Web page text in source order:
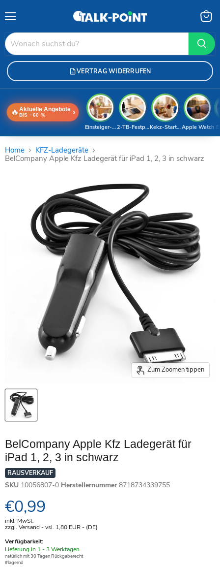
VERTRAG WIDERRUFEN
🔥 Aktuelle Angebote
BIS −60 % ›
Apple Watch
Kekz-Starterset
2-TB-Festplatte
Einsteiger-Handy
Home
KFZ-Ladegeräte
BelCompany Apple Kfz Ladegerät für iPad 1, 2, 3 in schwarz
Zum Zoomen tippen
BelCompany Apple Kfz Ladegerät für
iPad 1, 2, 3 in schwarz
RAUSVERKAUF
SKU 10056807-0 Herstellernummer 8718734339755
Aktueller Preis
€0,99
inkl. MwSt.
zzgl. Versand - vsl. 1,80 EUR- (DE)
Verfügbarkeit:
Verfügbar
-
Lieferung in 1 - 3 Werktagen
natürlich mit 30 Tagen Rückgaberecht
#lagernd